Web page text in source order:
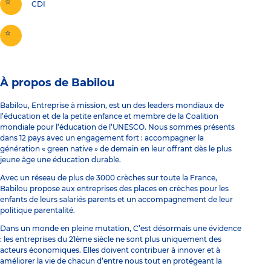
CDI
À propos de Babilou
Babilou, Entreprise à mission, est un des leaders mondiaux de
l’éducation et de la petite enfance et membre de la Coalition
mondiale pour l’éducation de l’UNESCO. Nous sommes présents
dans 12 pays avec un engagement fort : accompagner la
génération « green native » de demain en leur offrant dès le plus
jeune âge une éducation durable.
Avec un réseau de plus de 3000 crèches sur toute la France,
Babilou propose aux entreprises des places en crèches pour les
enfants de leurs salariés parents et un accompagnement de leur
politique parentalité.
Dans un monde en pleine mutation, C’est désormais une évidence
: les entreprises du 21ème siècle ne sont plus uniquement des
acteurs économiques. Elles doivent contribuer à innover et à
améliorer la vie de chacun d’entre nous tout en protégeant la